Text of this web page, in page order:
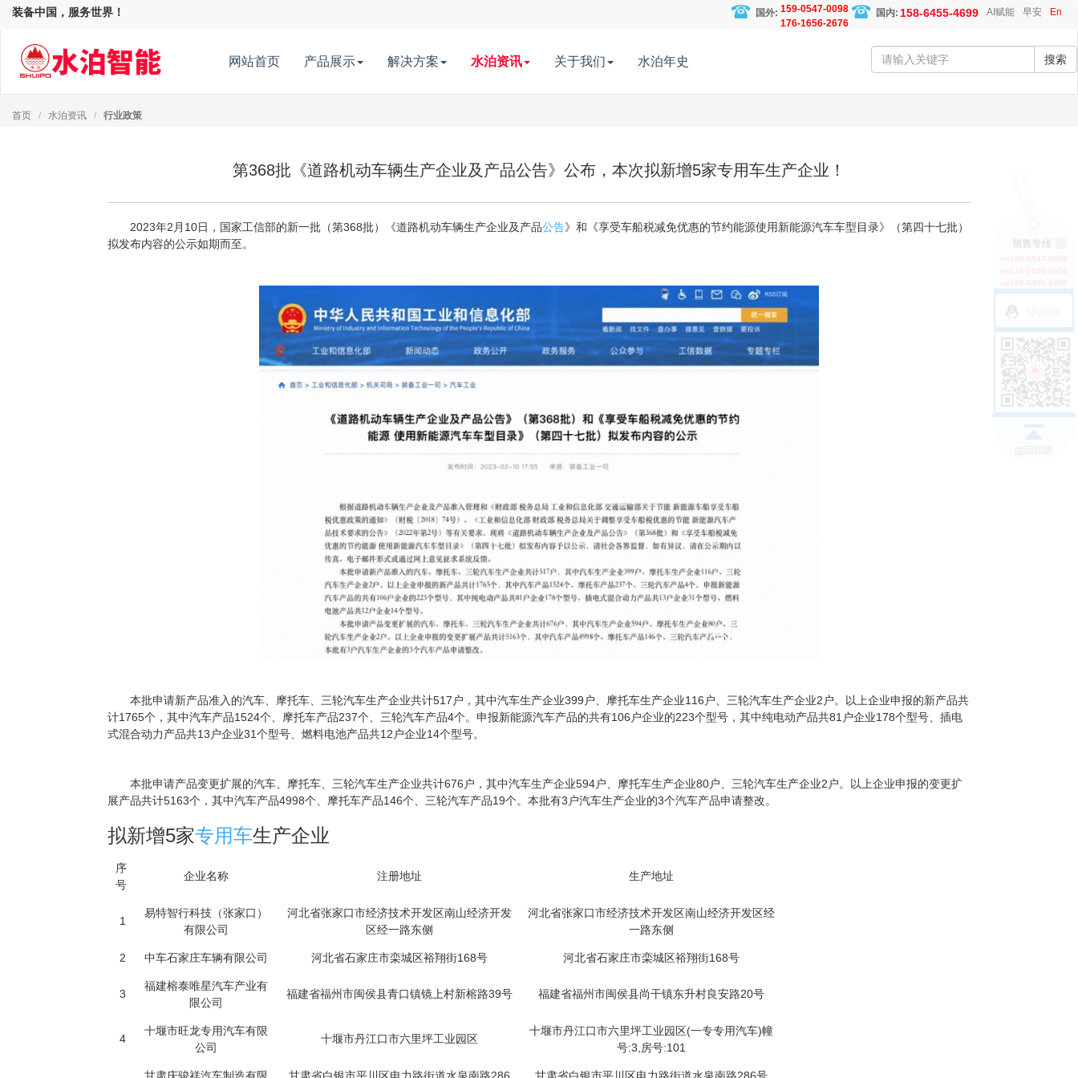
装备中国，服务世界！ 国外: 159-0547-0098
176-1656-2676
国内: 158-6455-4699 AI赋能 早安 En
网站首页 产品展示 解决方案 水泊资讯 关于我们 水泊年史 搜索
首页 / 水泊资讯 / 行业政策
第368批《道路机动车辆生产企业及产品公告》公布，本次拟新增5家专用车生产企业！
2023年2月10日，国家工信部的新一批（第368批）《道路机动车辆生产企业及产品公告》和《享受车船税减免优惠的节约能源使用新能源汽车车型目录》（第四十七批）
拟发布内容的公示如期而至。
本批申请新产品准入的汽车、摩托车、三轮汽车生产企业共计517户，其中汽车生产企业399户、摩托车生产企业116户、三轮汽车生产企业2户。以上企业申报的新产品共
计1765个，其中汽车产品1524个、摩托车产品237个、三轮汽车产品4个。申报新能源汽车产品的共有106户企业的223个型号，其中纯电动产品共81户企业178个型号、插电
式混合动力产品共13户企业31个型号、燃料电池产品共12户企业14个型号。
本批申请产品变更扩展的汽车、摩托车、三轮汽车生产企业共计676户，其中汽车生产企业594户、摩托车生产企业80户、三轮汽车生产企业2户。以上企业申报的变更扩
展产品共计5163个，其中汽车产品4998个、摩托车产品146个、三轮汽车产品19个。本批有3户汽车生产企业的3个汽车产品申请整改。
拟新增5家专用车生产企业
序
号
企业名称 注册地址 生产地址
1
易特智行科技（张家口）
有限公司
河北省张家口市经济技术开发区南山经济开发
区经一路东侧
河北省张家口市经济技术开发区南山经济开发区经
一路东侧
2 中车石家庄车辆有限公司 河北省石家庄市栾城区裕翔街168号 河北省石家庄市栾城区裕翔街168号
3
福建榕泰唯星汽车产业有
限公司
福建省福州市闽侯县青口镇镜上村新榕路39号 福建省福州市闽侯县尚干镇东升村良安路20号
4
十堰市旺龙专用汽车有限
公司
十堰市丹江口市六里坪工业园区
十堰市丹江口市六里坪工业园区(一专专用汽车)幢
号:3,房号:101
159-0547-0098
176-1656-2676
158-6455-4699